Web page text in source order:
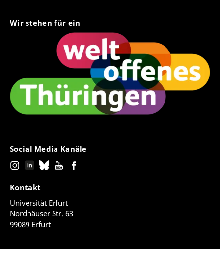
Wir stehen für ein
Social Media Kanäle
Kontakt
Universität Erfurt
Nordhäuser Str. 63
99089 Erfurt